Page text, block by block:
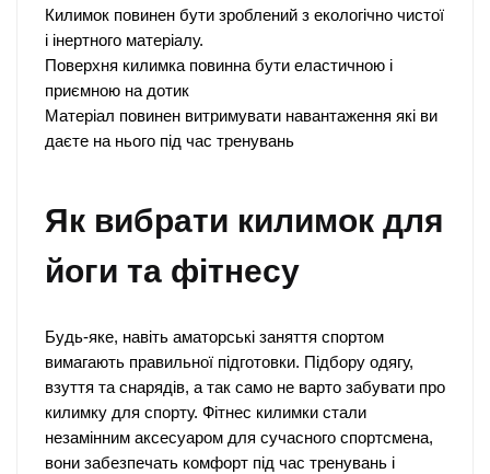
Килимок повинен бути зроблений з екологічно чистої
і інертного матеріалу.
Поверхня килимка повинна бути еластичною і
приємною на дотик
Матеріал повинен витримувати навантаження які ви
даєте на нього під час тренувань
Як вибрати килимок для
йоги та фітнесу
Будь-яке, навіть аматорські заняття спортом
вимагають правильної підготовки. Підбору одягу,
взуття та снарядів, а так само не варто забувати про
килимку для спорту. Фітнес килимки стали
незамінним аксесуаром для сучасного спортсмена,
вони забезпечать комфорт під час тренувань і